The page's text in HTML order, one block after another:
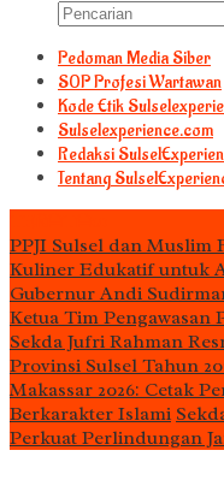
Pedoman Media Siber
S0P Profesi Wartawan
Kode Etik
Sulselexperience.com
Redaksi
Tentang
PPJI Sulsel dan Muslim
Kuliner Edukatif untuk
Gubernur Andi
Ketua Tim Pengawasan
Sekda Jufri Rahman
Provinsi Sulsel Tahun
Makassar 2026: Cetak
Berkarakter Islami
Perkuat Perlindungan